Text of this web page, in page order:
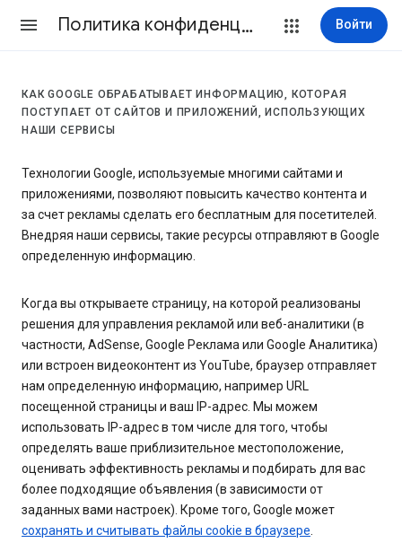
Политика конфиденциальности и Условия использования Войти
КАК GOOGLE ОБРАБАТЫВАЕТ ИНФОРМАЦИЮ, КОТОРАЯ
ПОСТУПАЕТ ОТ САЙТОВ И ПРИЛОЖЕНИЙ, ИСПОЛЬЗУЮЩИХ
НАШИ СЕРВИСЫ
Технологии Google, используемые многими сайтами и
приложениями, позволяют повысить качество контента и
за счет рекламы сделать его бесплатным для посетителей.
Внедряя наши сервисы, такие ресурсы отправляют в Google
определенную информацию.
Когда вы открываете страницу, на которой реализованы
решения для управления рекламой или веб-аналитики (в
частности, AdSense, Google Реклама или Google Аналитика)
или встроен видеоконтент из YouTube, браузер отправляет
нам определенную информацию, например URL
посещенной страницы и ваш IP-адрес. Мы можем
использовать IP-адрес в том числе для того, чтобы
определять ваше приблизительное местоположение,
оценивать эффективность рекламы и подбирать для вас
более подходящие объявления (в зависимости от
заданных вами настроек). Кроме того, Google может
сохранять и считывать файлы cookie в браузере.